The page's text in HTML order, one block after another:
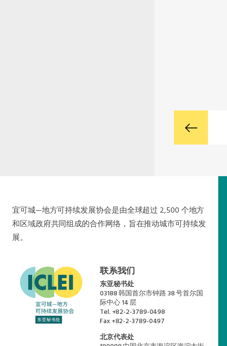
宜可城—地方可持续发展协会是由全球超过 2,500 个地方
和区域政府共同组成的合作网络，旨在推动城市可持续发
展。
联系我们
东亚秘书处
03188 韩国首尔市钟路 38 号首尔国
际中心 14 层
Tel. +82-2-3789-0498
Fax+82-2-3789-0497
北京代表处